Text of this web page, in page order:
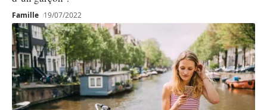
Famille 19/07/2022